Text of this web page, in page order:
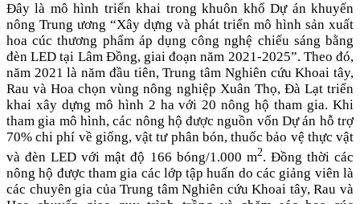
Đây là mô hình triển khai trong khuôn khổ Dự án khuyến
nông Trung ương “Xây dựng và phát triển mô hình sản xuất
hoa cúc thương phẩm áp dụng công nghệ chiếu sáng bằng
đèn LED tại Lâm Đồng, giai đoạn năm 2021-2025”. Theo đó,
năm 2021 là năm đầu tiên, Trung tâm Nghiên cứu Khoai tây,
Rau và Hoa chọn vùng nông nghiệp Xuân Thọ, Đà Lạt triển
khai xây dựng mô hình 2 ha với 20 nông hộ tham gia. Khi
tham gia mô hình, các nông hộ được nguồn vốn Dự án hỗ trợ
70% chi phí về giống, vật tư phân bón, thuốc bảo vệ thực vật
và đèn LED với mật độ 166 bóng/1.000 m2. Đồng thời các
nông hộ được tham gia các lớp tập huấn do các giảng viên là
các chuyên gia của Trung tâm Nghiên cứu Khoai tây, Rau và